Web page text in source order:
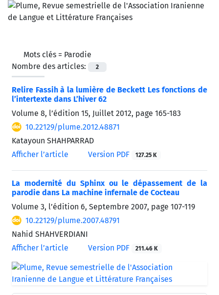
Mots clés = Parodie
Nombre des articles:
2
Relire Fassih à la lumière de Beckett Les fonctions de
l’intertexte dans L’hiver 62
Volume 8, l’édition 15, Juillet 2012, page 165-183
10.22129/plume.2012.48871
Katayoun SHAHPARRAD
Afficher l’article
Version PDF 127.25 K
La modernité du Sphinx ou le dépassement de la
parodie dans La machine infernale de Cocteau
Volume 3, l’édition 6, Septembre 2007, page 107-119
10.22129/plume.2007.48791
Nahid SHAHVERDIANI
Afficher l’article
Version PDF 211.46 K